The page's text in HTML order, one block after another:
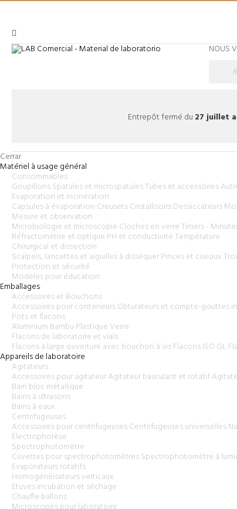
NOUS
Entrepôt fermé du 27 juillet
Cerrar
Matériel à usage général
Consommables
GoupillonsSpatules et microspatulesTubes et accessoires
Evaporation et incinération
Capsules à évaporation CreusetsCristallisoirsDessiccateurs
Mesure et observation
Microbiologie et microscopie Cloches en verre Timers -
Réfractométrie et optique PH et conductivité Température
Chirurgical et dissection
Scalpels, lancettes et aiguilles à disséquerPinces et ciseaux
Protection et sécurité
Modèles pour éducation
Emballages
Accessoires et Bouchons
Accessoires pour conteneursObturateurs et compte-gouttes
Pots et flacons
Aluminium Bambu Plastique Verre
Flacons de laboratoire et vials
Flacons à large ouverture avec bouchon à visFlacons ISO GL
Appareils de laboratoire
Agitateurs
Accessoires pour agitateurAgitateur basculant et rotatif
Bain bloc métallique
Bains à ultrasons
Bains à eaux
Centrifugeuses
Accessoires pour centrifugeusesCentrifugeuses universelles
Électrophorèse
Spectrophotomètre
Cuvettes pour spectrophotomètresSpectrophotomètre à
Evaporateurs rotatifs
Homogénéisateurs verticaux
Etuves incubation et séchage
Chauffe ballons